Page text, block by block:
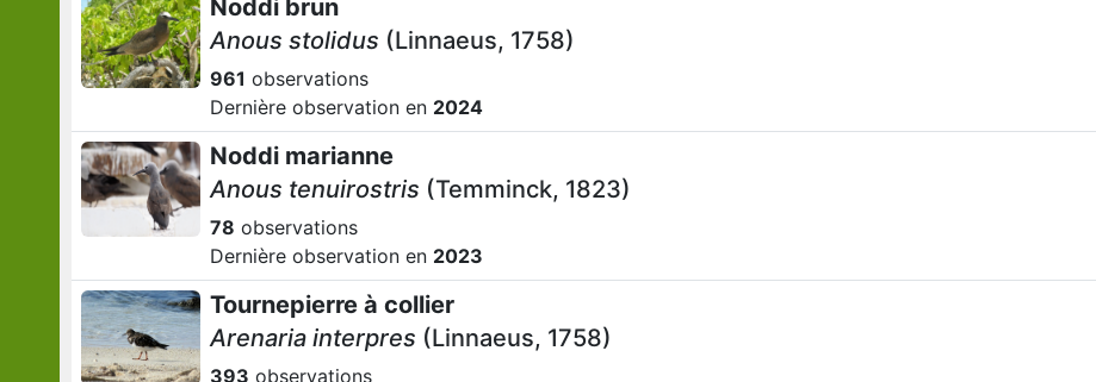
Noddi brun
Anous stolidus (Linnaeus, 1758)
961 observations
Dernière observation en 2024
Noddi marianne
Anous tenuirostris (Temminck, 1823)
78 observations
Dernière observation en 2023
Tournepierre à collier
Arenaria interpres (Linnaeus, 1758)
393 observations